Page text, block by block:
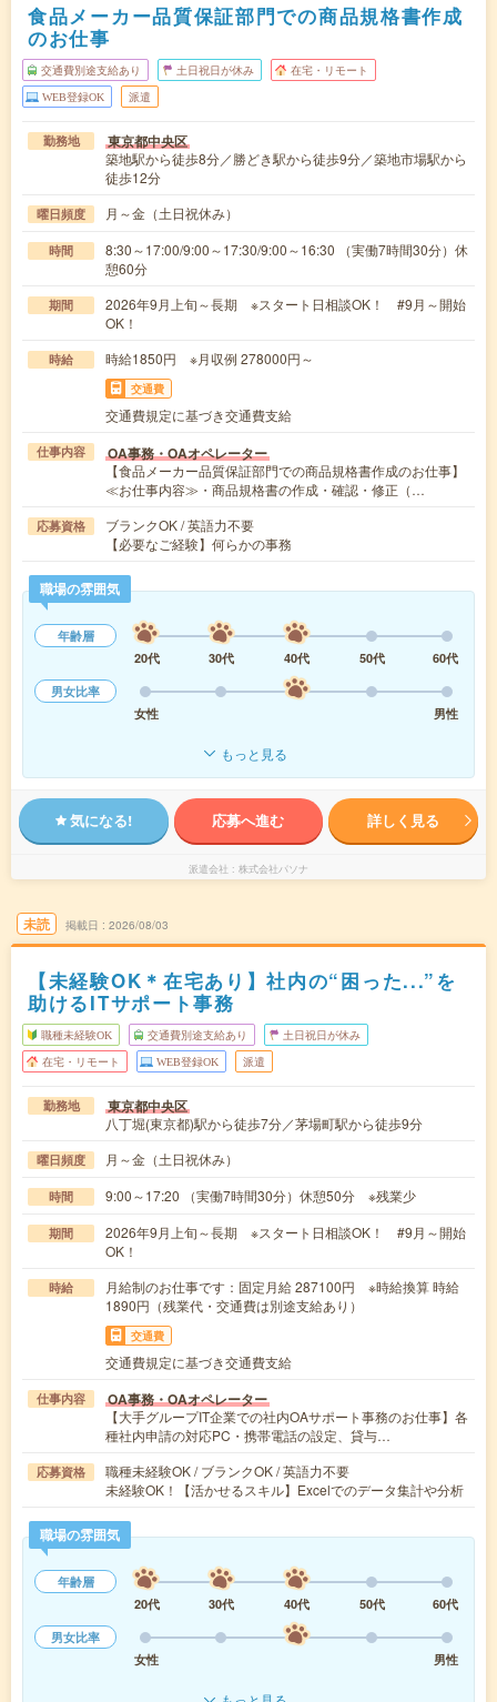
食品メーカー品質保証部門での商品規格書作成
のお仕事
交通費別途支給あり 土日祝日が休み 在宅・リモート
WEB登録OK 派遣
勤務地 東京都中央区
築地駅から徒歩8分／勝どき駅から徒歩9分／築地市場駅から
徒歩12分
曜日頻度 月～金（土日祝休み）
時間
8:30～17:00/9:00～17:30/9:00～16:30 （実働7時間30分）休
憩60分
期間
2026年9月上旬～長期 ※スタート日相談OK！ #9月～開始
OK！
時給 時給1850円 ※月収例 278000円～
交通費
交通費規定に基づき交通費支給
仕事内容 OA事務・OAオペレーター
【食品メーカー品質保証部門での商品規格書作成のお仕事】
≪お仕事内容≫・商品規格書の作成・確認・修正（…
応募資格
ブランクOK / 英語力不要
【必要なご経験】何らかの事務
職場の雰囲気
年齢層
20代
30代 40代 50代
60代
男女比率
女性
男性
もっと見る
気になる! 応募へ進む 詳しく見る
派遣会社 株式会社パソナ
未読 掲載日 2026/08/03
【未経験OK＊在宅あり】社内の“困った...”を
助けるITサポート事務
職種未経験OK 交通費別途支給あり 土日祝日が休み
在宅・リモート WEB登録OK 派遣
勤務地 東京都中央区
八丁堀(東京都)駅から徒歩7分／茅場町駅から徒歩9分
曜日頻度 月～金（土日祝休み）
時間 9:00～17:20 （実働7時間30分）休憩50分 ※残業少
期間
2026年9月上旬～長期 ※スタート日相談OK！ #9月～開始
OK！
時給
月給制のお仕事です：固定月給 287100円 ※時給換算 時給
1890円（残業代・交通費は別途支給あり）
交通費
交通費規定に基づき交通費支給
仕事内容 OA事務・OAオペレーター
【大手グループIT企業での社内OAサポート事務のお仕事】各
種社内申請の対応PC・携帯電話の設定、貸与…
応募資格
職種未経験OK / ブランクOK / 英語力不要
未経験OK！【活かせるスキル】Excelでのデータ集計や分析
職場の雰囲気
年齢層
20代
30代 40代 50代
60代
男女比率
女性
男性